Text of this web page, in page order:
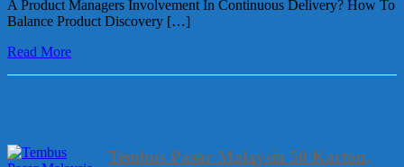
A Product Managers Involvement In Continuous Delivery? How To
Balance Product Discovery […]
Read More
Tembus Pasar Malaysia 50 Karton,